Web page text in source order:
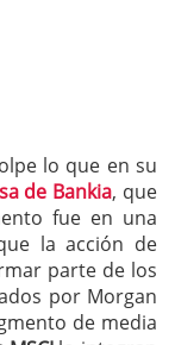
lo que en su
de Bankia, que
fue en una
la acción de
parte de los
por Morgan
de media